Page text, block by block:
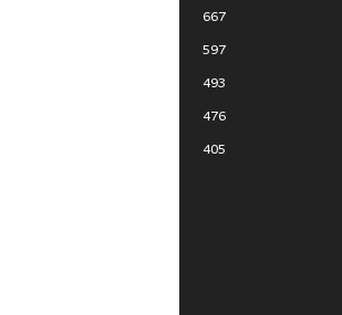
667
597
493
476
405